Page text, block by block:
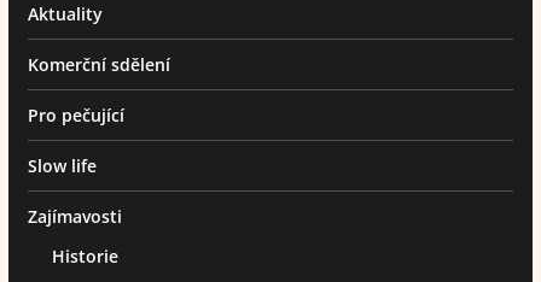
Aktuality
Komerční sdělení
Pro pečující
Slow life
Zajímavosti
Historie